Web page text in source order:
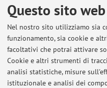
Questo sito
Nel nostro sito utilizziamo sia
funzionamento, sia cookie e
facoltativi che potrai attivare
Cookie e altri strumenti di
analisi statistiche, misure
istituzionale e analisi dei
Contenuti utili
Al momento non sono